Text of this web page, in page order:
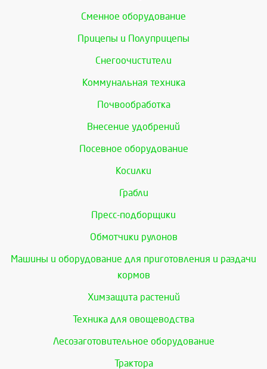
Сменное оборудование
Прицепы и Полуприцепы
Снегоочистители
Коммунальная техника
Почвообработка
Внесение удобрений
Посевное оборудование
Косилки
Грабли
Пресс-подборщики
Обмотчики рулонов
Машины и оборудование для приготовления и раздачи
кормов
Химзащита растений
Техника для овощеводства
Лесозаготовительное оборудование
Трактора